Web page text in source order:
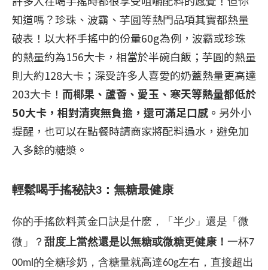
知道嗎？珍珠、波霸、芋圓等熱門品項其實都熱量
破表！以大杯手搖中的份量60g為例，波霸或珍珠
的熱量約為156大卡，相當於半碗白飯；芋圓的熱量
則大約128大卡；深受許多人喜愛的奶蓋熱量更高達
203大卡！ 而椰果、蘆薈、愛玉、寒天等熱量都低於
50大卡，相對清爽無負擔，還可滿足口感。 另外小
提醒，也可以在點餐時請商家將配料過水，避免加
入多餘的糖漿。
輕鬆喝手搖秘訣3 ：無糖最健康
你的手搖飲料黃金口訣是什麽，「半少」還是「微
微」？ 甜度上當然還是以無糖或微糖更健康！ 一杯7
00ml的全糖珍奶，含糖量就高達60g左右，直接超出